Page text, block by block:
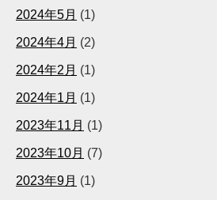
2024年5月 (1)
2024年4月 (2)
2024年2月 (1)
2024年1月 (1)
2023年11月 (1)
2023年10月 (7)
2023年9月 (1)